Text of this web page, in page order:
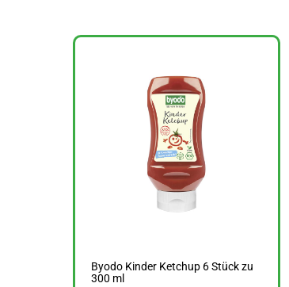
Byodo Kinder Ketchup 6 Stück zu
300 ml